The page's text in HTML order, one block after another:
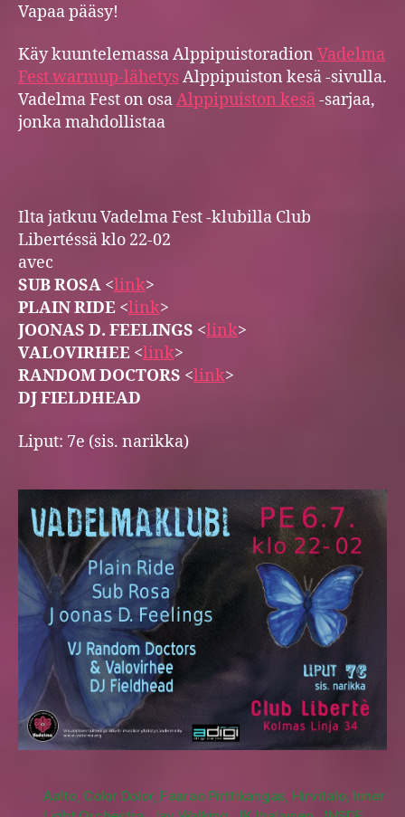
Vapaa pääsy!
Käy kuuntelemassa Alppipuistoradion Vadelma
Fest warmup-lähetysAlppipuiston kesä -sivulla.
Vadelma Fest on osaAlppipuiston kesä-sarjaa,
jonka mahdollistaa
Ilta jatkuu Vadelma Fest -klubilla Club
Libertéssä klo 22-02
avec
SUB ROSA <link>
PLAIN RIDE <link>
JOONAS D. FEELINGS <link>
VALOVIRHEE <link>
RANDOM DOCTORS <link>
DJ FIELDHEAD
Liput: 7e (sis. narikka)
Aalto, Color Dolor, Faarao Pirttikangas, Hirvitalo, Inner